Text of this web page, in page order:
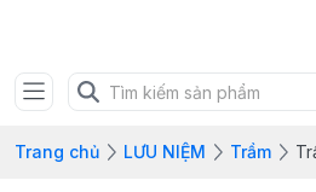
Trang chủ LƯU NIỆM Trầm